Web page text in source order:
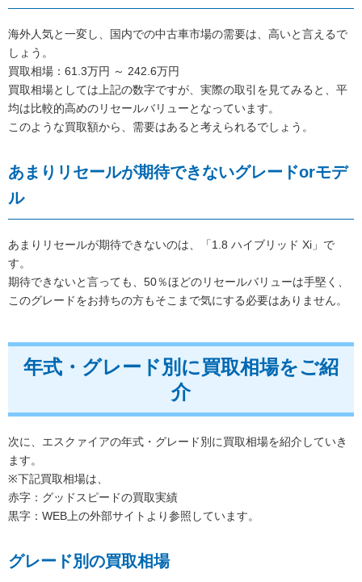
海外人気と一変し、国内での中古車市場の需要は、高いと言えるで
しょう。
買取相場：61.3万円 ～ 242.6万円
買取相場としては上記の数字ですが、実際の取引を見てみると、平
均は比較的高めのリセールバリューとなっています。
このような買取額から、需要はあると考えられるでしょう。
あまりリセールが期待できないグレードorモデ
ル
あまりリセールが期待できないのは、「1.8 ハイブリッド Xi」で
す。
期待できないと言っても、50％ほどのリセールバリューは手堅く、
このグレードをお持ちの方もそこまで気にする必要はありません。
年式・グレード別に買取相場をご紹
介
次に、エスクァイアの年式・グレード別に買取相場を紹介していき
ます。
※下記買取相場は、
赤字：グッドスピードの買取実績
黒字：WEB上の外部サイトより参照しています。
グレード別の買取相場